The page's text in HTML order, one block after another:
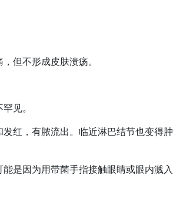
但不形成皮肤溃疡。
见。
红，有脓流出。临近淋巴结节也变得肿
是因为用带菌手指接触眼睛或眼内溅入